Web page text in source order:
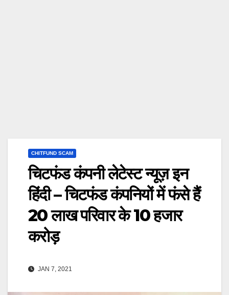
CHITFUND SCAM
चिटफंड कंपनी लेटेस्ट न्यूज़ इन
हिंदी – चिटफंड कंपनियों में फंसे हैं
20 लाख परिवार के 10 हजार
करोड़
JAN 7, 2021